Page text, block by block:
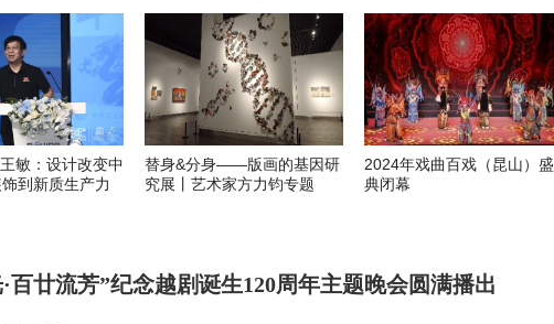
敏：设计改变中
到新质生产力
替身&分身——版画的基因研
究展丨艺术家方力钧专题
2024年戏曲百戏（昆山）盛
典闭幕
百廿流芳”纪念越剧诞生120周年主题晚会圆满播出